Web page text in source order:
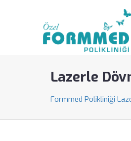
Lazerle
Formmed Polikliniği